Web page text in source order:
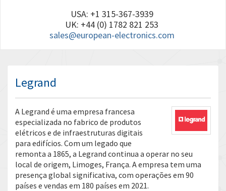
USA: +1 315-367-3939
UK: +44 (0) 1782 821 253
sales@european-electronics.com
Legrand
A Legrand é uma empresa francesa
especializada no fabrico de produtos
elétricos e de infraestruturas digitais
para edifícios. Com um legado que
remonta a 1865, a Legrand continua a operar no seu
local de origem, Limoges, França. A empresa tem uma
presença global significativa, com operações em 90
países e vendas em 180 países em 2021.